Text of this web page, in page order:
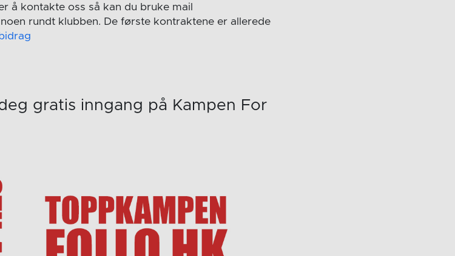
å kontakte oss så kan du bruke mail
rundt klubben. De første kontraktene er allerede
gratis inngang på Kampen For